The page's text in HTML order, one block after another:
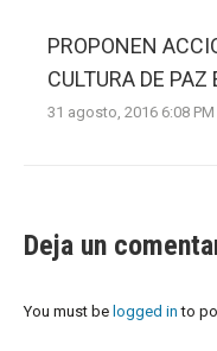
PROPONEN
CULTURA DE
31 agosto, 2016 6:08 PM
Deja un
You must be logged in to